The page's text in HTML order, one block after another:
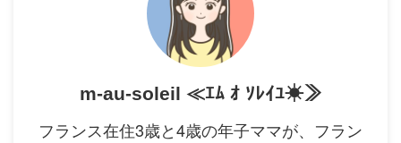
m-au-soleil ≪ｴﾑ ｵ ｿﾚｲﾕ☀≫
フランス在住3歳と4歳の年子ママが、フラン